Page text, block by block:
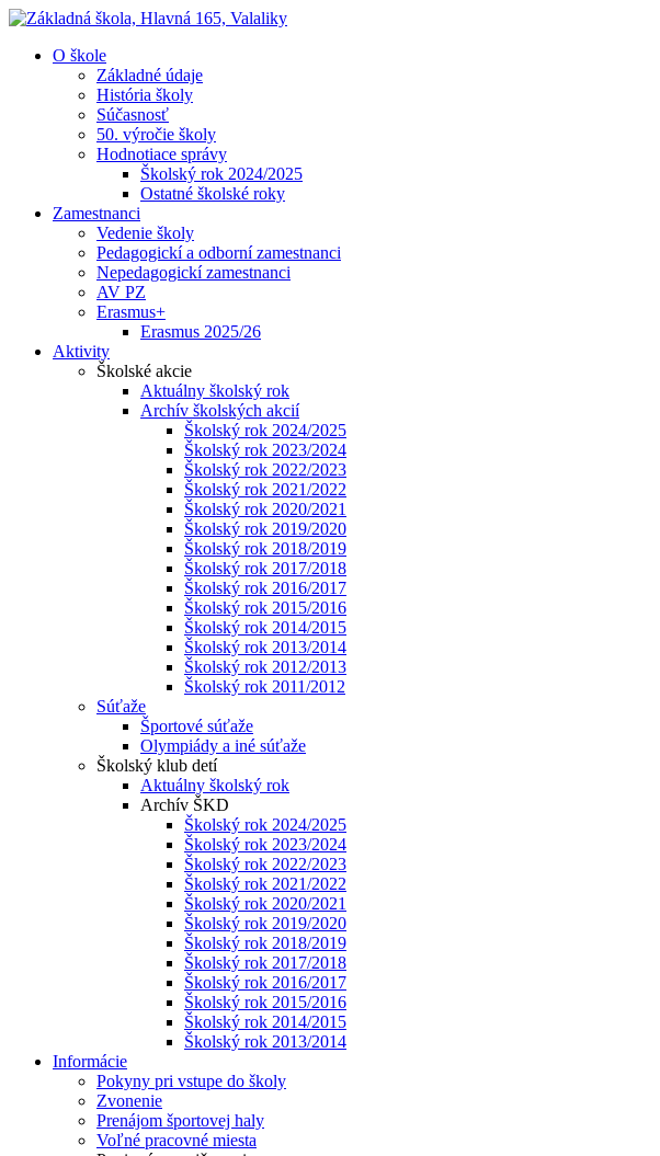
O škole
Základné údaje
História školy
Súčasnosť
50. výročie školy
Hodnotiace správy
Školský rok 2024/2025
Ostatné školské roky
Zamestnanci
Vedenie školy
Pedagogickí a odborní zamestnanci
Nepedagogickí zamestnanci
AV PZ
Erasmus+
Erasmus 2025/26
Aktivity
Školské akcie
Aktuálny školský rok
Archív školských akcií
Školský rok 2024/2025
Školský rok 2023/2024
Školský rok 2022/2023
Školský rok 2021/2022
Školský rok 2020/2021
Školský rok 2019/2020
Školský rok 2018/2019
Školský rok 2017/2018
Školský rok 2016/2017
Školský rok 2015/2016
Školský rok 2014/2015
Školský rok 2013/2014
Školský rok 2012/2013
Školský rok 2011/2012
Súťaže
Športové súťaže
Olympiády a iné súťaže
Školský klub detí
Aktuálny školský rok
Archív ŠKD
Školský rok 2024/2025
Školský rok 2023/2024
Školský rok 2022/2023
Školský rok 2021/2022
Školský rok 2020/2021
Školský rok 2019/2020
Školský rok 2018/2019
Školský rok 2017/2018
Školský rok 2016/2017
Školský rok 2015/2016
Školský rok 2014/2015
Školský rok 2013/2014
Informácie
Pokyny pri vstupe do školy
Zvonenie
Prenájom športovej haly
Voľné pracovné miesta